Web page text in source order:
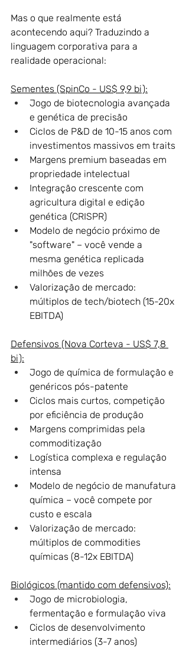
Mas o que realmente está
acontecendo aqui? Traduzindo a
linguagem corporativa para a
realidade operacional:
Sementes (SpinCo - US$ 9,9 bi):
Jogo de biotecnologia avançada
e genética de precisão
Ciclos de P&D de 10-15 anos com
investimentos massivos em traits
Margens premium baseadas em
propriedade intelectual
Integração crescente com
agricultura digital e edição
genética (CRISPR)
Modelo de negócio próximo de
"software" – você vende a
mesma genética replicada
milhões de vezes
Valorização de mercado:
múltiplos de tech/biotech (15-20x
EBITDA)
Defensivos (Nova Corteva - US$ 7,8
bi):
Jogo de química de formulação e
genéricos pós-patente
Ciclos mais curtos, competição
por eficiência de produção
Margens comprimidas pela
commoditização
Logística complexa e regulação
intensa
Modelo de negócio de manufatura
química – você compete por
custo e escala
Valorização de mercado:
múltiplos de commodities
químicas (8-12x EBITDA)
Biológicos (mantido com defensivos):
Jogo de microbiologia,
fermentação e formulação viva
Ciclos de desenvolvimento
intermediários (3-7 anos)